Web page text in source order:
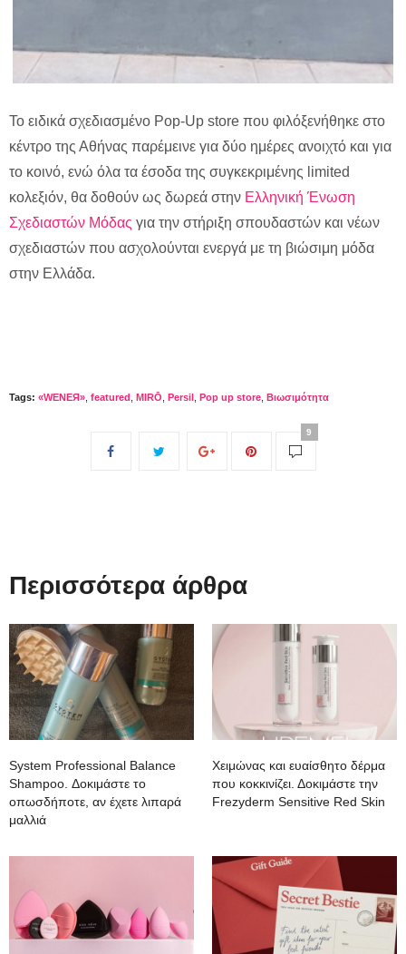
Το ειδικά σχεδιασμένο Pop-Up store που φιλόξενήθηκε στο
κέντρο της Αθήνας παρέμεινε για δύο ημέρες ανοιχτό και για
το κοινό, ενώ όλα τα έσοδα της συγκεκριμένης limited
κολεξιόν, θα δοθούν ως δωρεά στην Ελληνική Ένωση
Σχεδιαστών Μόδας για την στήριξη σπουδαστών και νέων
σχεδιαστών που ασχολούνται ενεργά με τη βιώσιμη μόδα
στην Ελλάδα.
Tags: «WENEЯ» featured MIRŌ Persil Pop up store Βιωσιμότητα
9
Περισσότερα άρθρα
System Professional Balance
Shampoo. Δοκιμάστε το
οπωσδήποτε, αν έχετε λιπαρά
μαλλιά
Χειμώνας και ευαίσθητο δέρμα
που κοκκινίζει. Δοκιμάστε την
Frezyderm Sensitive Red Skin